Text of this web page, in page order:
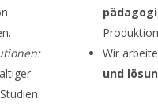
Wir
und